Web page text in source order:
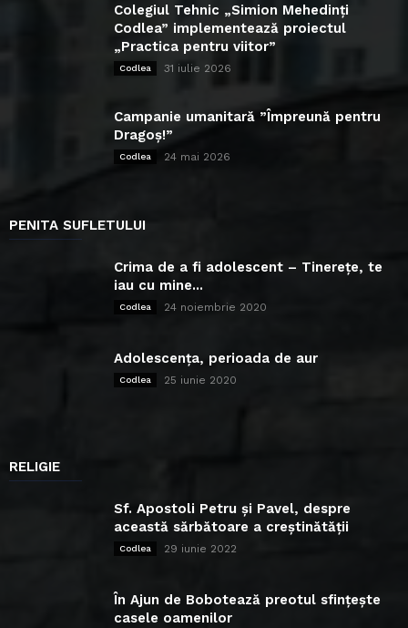
Colegiul Tehnic „Simion Mehedinți
Codlea” implementează proiectul
„Practica pentru viitor”
Codlea 31 iulie 2026
Campanie umanitară ”Împreună pentru
Dragoș!”
Codlea 24 mai 2026
PENITA SUFLETULUI
Crima de a fi adolescent – Tinerețe, te
iau cu mine...
Codlea 24 noiembrie 2020
Adolescența, perioada de aur
Codlea 25 iunie 2020
RELIGIE
Sf. Apostoli Petru și Pavel, despre
această sărbătoare a creștinătății
Codlea 29 iunie 2022
În Ajun de Bobotează preotul sfințește
casele oamenilor